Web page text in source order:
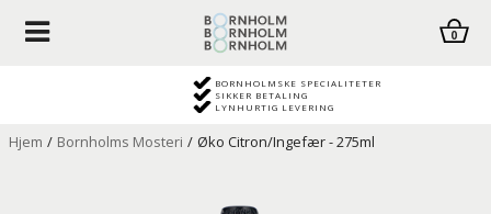
0
BORNHOLMSKE SPECIALITETER
SIKKER BETALING
LYNHURTIG LEVERING
Hjem / Bornholms Mosteri / Øko Citron/Ingefær - 275ml